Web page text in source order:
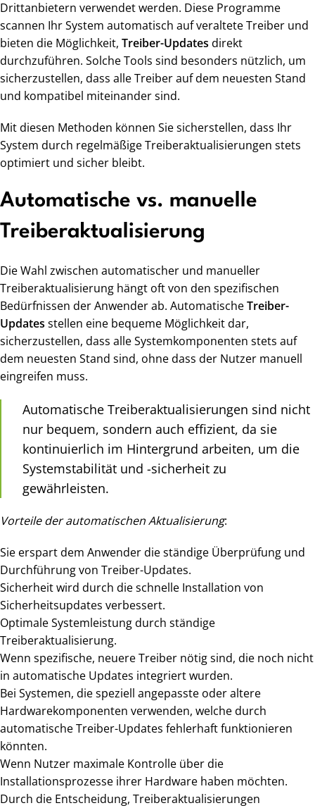
Drittanbietern verwendet werden. Diese Programme
scannen Ihr System automatisch auf veraltete Treiber und
bieten die Möglichkeit, Treiber-Updates direkt
durchzuführen. Solche Tools sind besonders nützlich, um
sicherzustellen, dass alle Treiber auf dem neuesten Stand
und kompatibel miteinander sind.
Mit diesen Methoden können Sie sicherstellen, dass Ihr
System durch regelmäßige Treiberaktualisierungen stets
optimiert und sicher bleibt.
Automatische vs. manuelle
Treiberaktualisierung
Die Wahl zwischen automatischer und manueller
Treiberaktualisierung hängt oft von den spezifischen
Bedürfnissen der Anwender ab. AutomatischeTreiber-
Updates stellen eine bequeme Möglichkeit dar,
sicherzustellen, dass alle Systemkomponenten stets auf
dem neuesten Stand sind, ohne dass der Nutzer manuell
eingreifen muss.
Automatische Treiberaktualisierungen sind nicht
nur bequem, sondern auch effizient, da sie
kontinuierlich im Hintergrund arbeiten, um die
Systemstabilität und -sicherheit zu
gewährleisten.
Vorteile der automatischen Aktualisierung:
Sie erspart dem Anwender die ständige Überprüfung und
Durchführung von Treiber-Updates.
Sicherheit wird durch die schnelle Installation von
Sicherheitsupdates verbessert.
Optimale Systemleistung durch ständige
Treiberaktualisierung.
Wenn spezifische, neuere Treiber nötig sind, die noch nicht
in automatische Updates integriert wurden.
Bei Systemen, die speziell angepasste oder altere
Hardwarekomponenten verwenden, welche durch
automatische Treiber-Updates fehlerhaft funktionieren
könnten.
Wenn Nutzer maximale Kontrolle über die
Installationsprozesse ihrer Hardware haben möchten.
Durch die Entscheidung, Treiberaktualisierungen